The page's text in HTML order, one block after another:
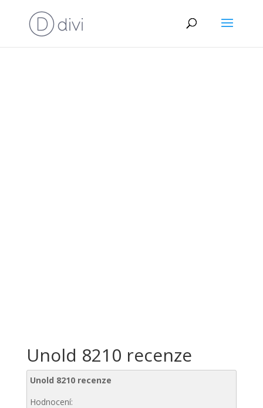
Unold 8210 recenze
Unold 8210 recenze
Hodnocení: